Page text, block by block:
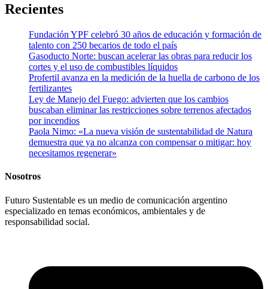
Recientes
Fundación YPF celebró 30 años de educación y formación de
talento con 250 becarios de todo el país
Gasoducto Norte: buscan acelerar las obras para reducir los
cortes y el uso de combustibles líquidos
Profertil avanza en la medición de la huella de carbono de los
fertilizantes
Ley de Manejo del Fuego: advierten que los cambios
buscaban eliminar las restricciones sobre terrenos afectados
por incendios
Paola Nimo: «La nueva visión de sustentabilidad de Natura
demuestra que ya no alcanza con compensar o mitigar: hoy
necesitamos regenerar»
Nosotros
Futuro Sustentable es un medio de comunicación argentino
especializado en temas económicos, ambientales y de
responsabilidad social.